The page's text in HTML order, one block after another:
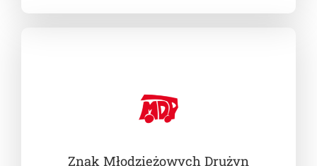
Znak Młodzieżowych Drużyn